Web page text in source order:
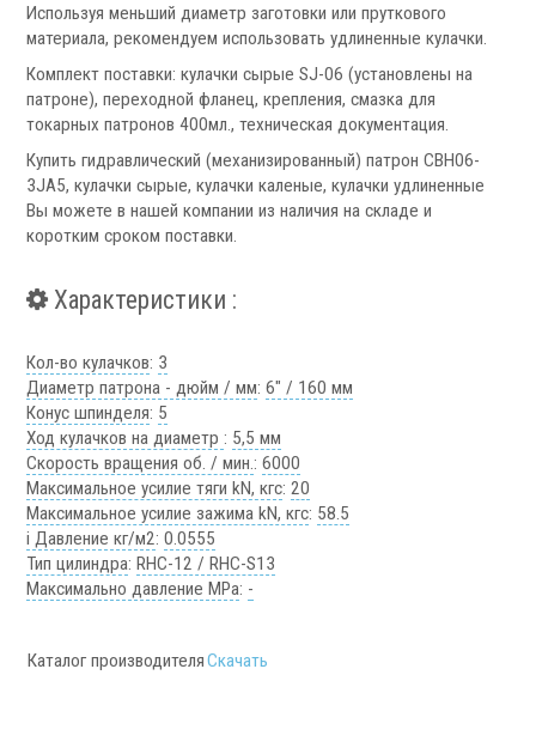
Системы СОЖ
Скиммеры СОЖ
Сепараторы СОЖ
Тефлоновые ленты СОЖ
Рефрактометры СОЖ
Фильтры масляного тумана
Фильтры, расходники и аксессуары
Ротационные соединения
Используя меньший диаметр заготовки или пруткового
материала, рекомендуем использовать удлиненные кулачки.
Комплект поставки: кулачки сырые SJ-06 (установлены на
патроне), переходной фланец, крепления, смазка для
токарных патронов 400мл., техническая документация.
Купить гидравлический (механизированный) патрон CВH06-
3JA5, кулачки сырые, кулачки каленые, кулачки удлиненные
Вы можете в нашей компании из наличия на складе и
коротким сроком поставки.
Характеристики :
Кол-во кулачков: 3
Диаметр патрона - дюйм / мм:6" / 160 мм
Конус шпинделя: 5
Ход кулачков на диаметр : 5,5 мм
Скорость вращения об. / мин.:6000
Максимальное усилие тяги kN, кгс:20
Максимальное усилие зажима kN, кгс: 58.5
i Давление кг/м2:0.0555
Тип цилиндра:RHC-12 / RHC-S13
Максимально давление MPa: -
Каталог производителяСкачать